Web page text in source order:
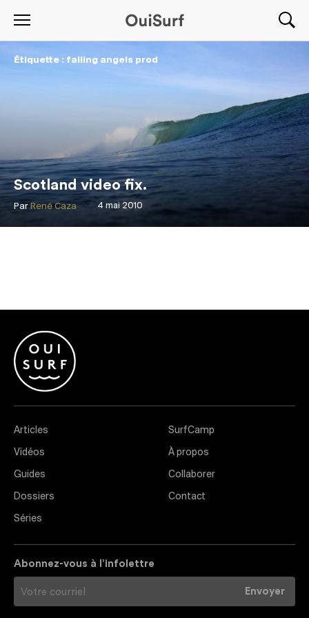
Étiquette : falling angels prod
Scotland video fix.
4 mai 2010
Par René Caza
Articles
Vidéos
Guides
Dossiers
Séries
SurfCamp
À propos
Collaborer
Contact
Abonnez-vous à l’infolettre